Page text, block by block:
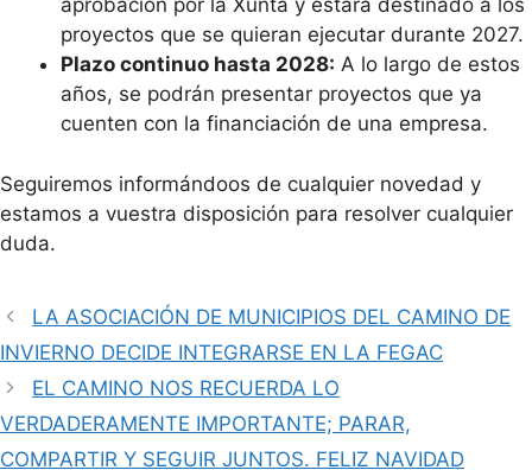
aprobación por la Xunta y estará destinado a los
proyectos que se quieran ejecutar durante 2027.
Plazo continuo hasta 2028: A lo largo de estos
años, se podrán presentar proyectos que ya
cuenten con la financiación de una empresa.
Seguiremos informándoos de cualquier novedad y
estamos a vuestra disposición para resolver cualquier
duda.
LA ASOCIACIÓN DE MUNICIPIOS DEL CAMINO DE
INVIERNO DECIDE INTEGRARSE EN LA FEGAC
EL CAMINO NOS RECUERDA LO
VERDADERAMENTE IMPORTANTE; PARAR,
COMPARTIR Y SEGUIR JUNTOS. FELIZ NAVIDAD